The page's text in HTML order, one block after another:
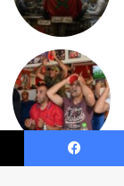
فيسبوك ‫X